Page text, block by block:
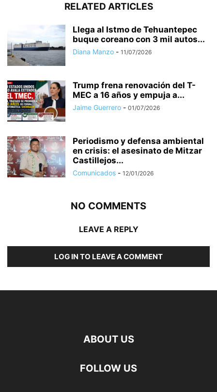
RELATED ARTICLES
Llega al Istmo de Tehuantepec
buque coreano con 3 mil autos...
Diana Manzo - 11/07/2026
Trump frena renovación del T-
MEC a 16 años y empuja a...
Jaime Guerrero - 01/07/2026
Periodismo y defensa ambiental
en crisis: el asesinato de Mitzar
Castillejos...
Comunicados - 12/01/2026
NO COMMENTS
LEAVE A REPLY
LOG IN TO LEAVE A COMMENT
ABOUT US
FOLLOW US